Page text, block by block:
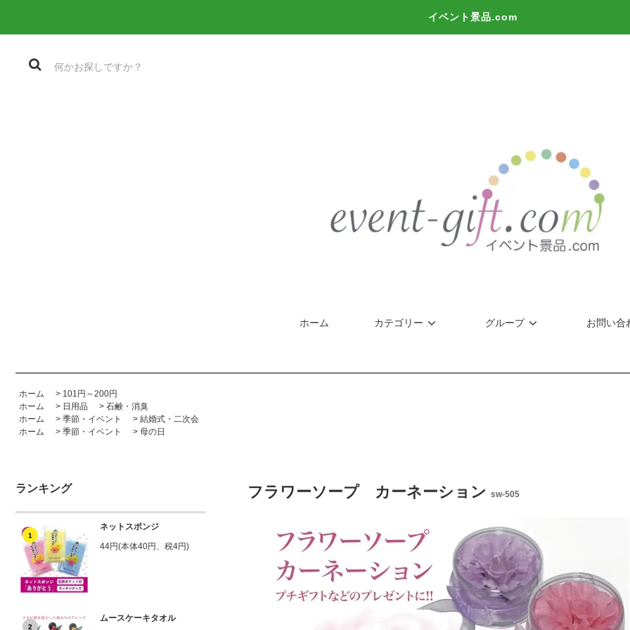
イベント景品.com
ホーム カテゴリー グループ お問い合
ホーム > 101円～200円
ホーム
> 日用品 > 石鹸・消臭
ホーム
> 季節・イベント > 結婚式・二次会
ホーム
> 季節・イベント > 母の日
ランキング
1
ネットスポンジ
44円(本体40円、税4円)
2
ムースケーキタオル
フラワーソープ カーネーション sw-505